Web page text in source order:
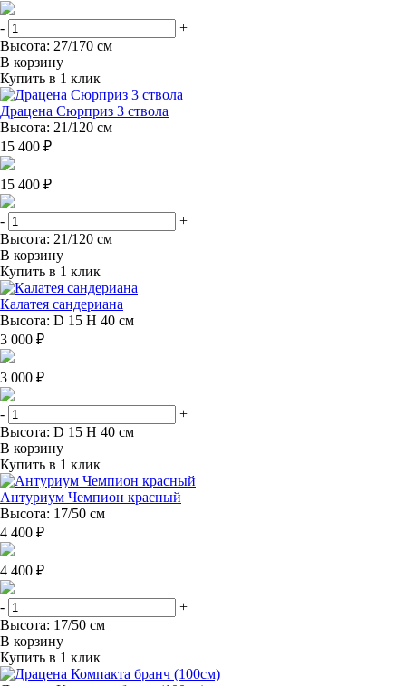
-
+
Высота: 27/170 см
В корзину
Купить в 1 клик
Драцена Сюрприз 3 ствола
Высота: 21/120 см
15 400 ₽
15 400 ₽
-
+
Высота: 21/120 см
В корзину
Купить в 1 клик
Калатея сандериана
Высота: D 15 H 40 см
3 000 ₽
3 000 ₽
-
+
Высота: D 15 H 40 см
В корзину
Купить в 1 клик
Антуриум Чемпион красный
Высота: 17/50 см
4 400 ₽
4 400 ₽
-
+
Высота: 17/50 см
В корзину
Купить в 1 клик